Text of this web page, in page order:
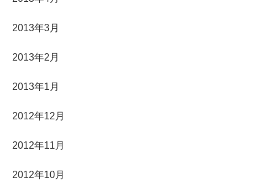
2013年3月
2013年2月
2013年1月
2012年12月
2012年11月
2012年10月